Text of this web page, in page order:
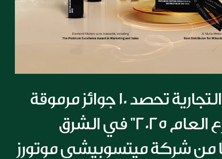
من شركة ميتسوبيشي موتورز